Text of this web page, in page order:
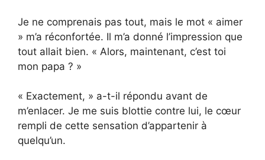
Je ne comprenais pas tout, mais le mot « aimer
» m’a réconfortée. Il m’a donné l’impression que
tout allait bien. « Alors, maintenant, c’est toi
mon papa ? »
« Exactement, » a-t-il répondu avant de
m’enlacer. Je me suis blottie contre lui, le cœur
rempli de cette sensation d’appartenir à
quelqu’un.